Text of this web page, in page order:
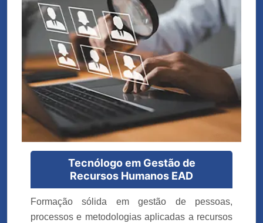
Tecnólogo em Gestão de
Recursos Humanos EAD
Formação sólida em gestão de pessoas,
processos e metodologias aplicadas a recursos